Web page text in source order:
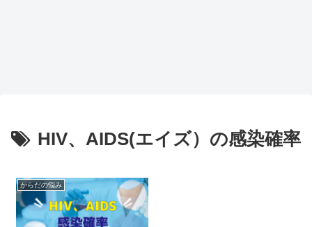
HIV、AIDS(エイズ）の感染確率
からだの悩み